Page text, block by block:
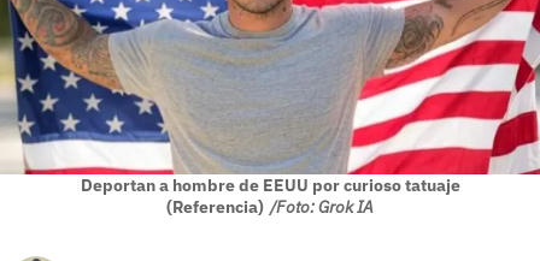
Deportan a hombre de EEUU por curioso tatuaje
(Referencia) /Foto: Grok IA